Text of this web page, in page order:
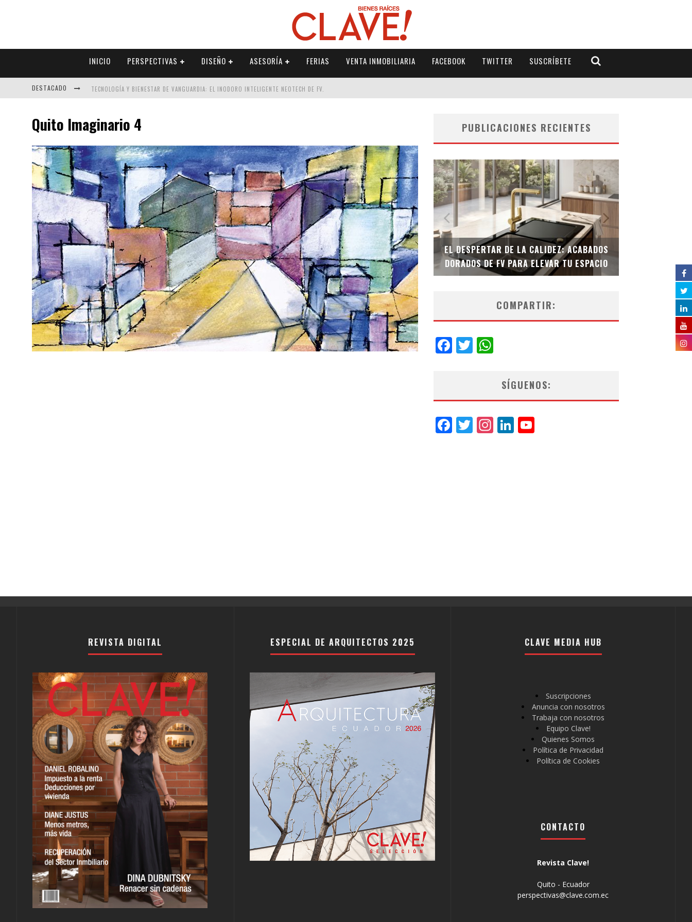
INICIO PERSPECTIVAS DISEÑO ASESORÍA FERIAS VENTA INMOBILIARIA FACEBOOK TWITTER SUSCRÍBETE
DESTACADO TECNOLOGÍA Y BIENESTAR DE VANGUARDIA: EL INODORO INTELIGENTE NEOTECH DE FV.
ALEXANDRA BEDOYA – LA CONSTANCIA DETRÁS DE LA PALETERÍA
EL DESPERTAR DE LA CALIDEZ: ACABADOS DORADOS DE FV PARA ELEVAR TU ESPACIO
Quito Imaginario 4 PUBLICACIONES RECIENTES
SAINT-GOBAIN IMPTEK – XI CONVENCIÓN
INTERNACIONAL
EL DESPERTAR DE LA CALIDEZ: ACABADOS
DORADOS DE FV PARA ELEVAR TU ESPACIO
EL INODORO
COMPARTIR:
Facebook
Twitter
SÍGUENOS:
Facebook
Twitter
Instagram
LinkedIn
REVISTA DIGITAL ESPECIAL DE ARQUITECTOS 2025 CLAVE MEDIA HUB
Suscripciones
Anuncia con nosotros
Trabaja con nosotros
Equipo Clave!
Quienes Somos
Política de Privacidad
Política de Cookies
CONTACTO
Revista Clave!
Quito - Ecuador
perspectivas@clave.com.ec